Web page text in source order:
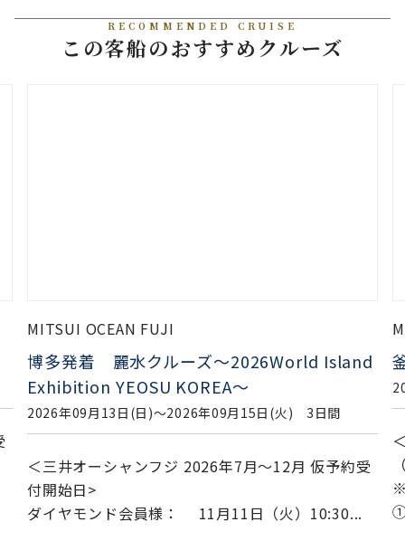
RECOMMENDED CRUISE
この客船のおすすめクルーズ
MITSUI OCEAN FUJI
釜山･瀬戸内海クルーズ5日間
2026年09月15日(火)〜2026年09月19日(土) 5日間
＜片道旅 2つの特典発表>2026年7月29日
（水)10:30より受付開始
※ベランダスイートC～Fのご予約限定
①２...